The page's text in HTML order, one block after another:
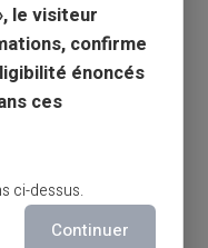
prépayée
compte, ça
le visiteur
confirme
énoncés
ces
ci-dessus.
Continuer